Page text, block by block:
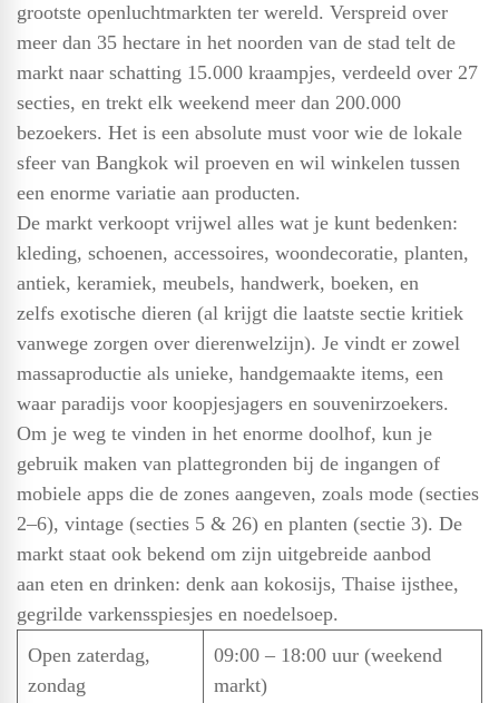
grootste openluchtmarkten ter wereld. Verspreid over
meer dan 35 hectare in het noorden van de stad telt de
markt naar schatting 15.000 kraampjes, verdeeld over 27
secties, en trekt elk weekend meer dan 200.000
bezoekers. Het is een absolute must voor wie de lokale
sfeer van Bangkok wil proeven en wil winkelen tussen
een enorme variatie aan producten.
De markt verkoopt vrijwel alles wat je kunt bedenken:
kleding, schoenen, accessoires, woondecoratie, planten,
antiek, keramiek, meubels, handwerk, boeken, en
zelfs exotische dieren (al krijgt die laatste sectie kritiek
vanwege zorgen over dierenwelzijn). Je vindt er zowel
massaproductie als unieke, handgemaakte items, een
waar paradijs voor koopjesjagers en souvenirzoekers.
Om je weg te vinden in het enorme doolhof, kun je
gebruik maken van plattegronden bij de ingangen of
mobiele apps die de zones aangeven, zoals mode (secties
2–6), vintage (secties 5 & 26) en planten (sectie 3). De
markt staat ook bekend om zijn uitgebreide aanbod
aan eten en drinken: denk aan kokosijs, Thaise ijsthee,
gegrilde varkensspiesjes en noedelsoep.
Open zaterdag,
zondag
09:00 – 18:00 uur (weekend
markt)